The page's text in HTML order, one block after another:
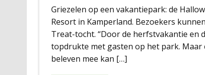
Griezelen op een vakantiepark: de
Resort in Kamperland. Bezoekers
Treat-tocht. “Door de herfstvakantie en
topdrukte met gasten op het park. Maar
beleven mee kan […]